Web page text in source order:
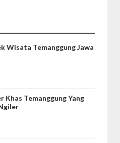
Wisata Temanggung Jawa
Khas Temanggung Yang